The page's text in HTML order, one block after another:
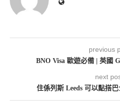
previous
BNO Visa 歐遊必備 | 英國
next
住係列斯 Leeds 可以點搭